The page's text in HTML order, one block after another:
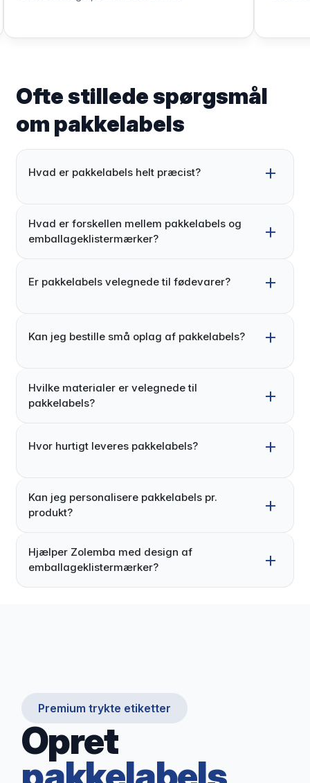
Ofte stillede spørgsmål
om pakkelabels
Hvad er pakkelabels helt præcist?
Hvad er forskellen mellem pakkelabels og
emballageklistermærker?
Er pakkelabels velegnede til fødevarer?
Kan jeg bestille små oplag af pakkelabels?
Hvilke materialer er velegnede til
pakkelabels?
Hvor hurtigt leveres pakkelabels?
Kan jeg personalisere pakkelabels pr.
produkt?
Hjælper Zolemba med design af
emballageklistermærker?
Premium trykte etiketter
Opret